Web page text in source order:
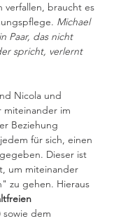
verfallen, braucht es
Michael
Paar, das nicht
spricht, verlernt
Nicola und
miteinander im
Beziehung
für sich, einen
Dieser ist
um miteinander
zu gehen. Hieraus
sowie dem